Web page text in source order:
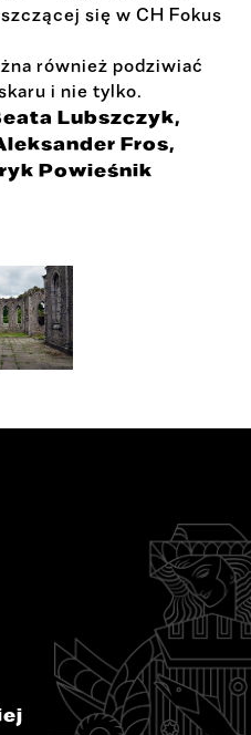
się w CH Fokus
również podziwiać
i nie tylko.
Lubszczyk,
Fros,
Powieśnik